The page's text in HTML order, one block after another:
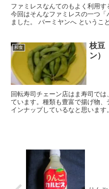
ファミレスなんてのもよく利用す
今回はそんなファミレスの一つ
ました。 バーミヤンへ というこ
和食
枝豆
ン）
回転寿司チェーン店はま寿司で
ています。種類も豊富で揚げ物
インナップしているなと思いま